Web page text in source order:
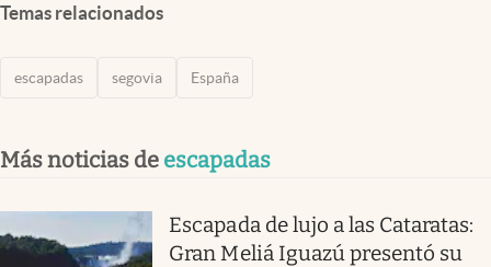
Temas relacionados
escapadas segovia España
Más noticias de escapadas
Escapada de lujo a las Cataratas:
Gran Meliá Iguazú presentó su